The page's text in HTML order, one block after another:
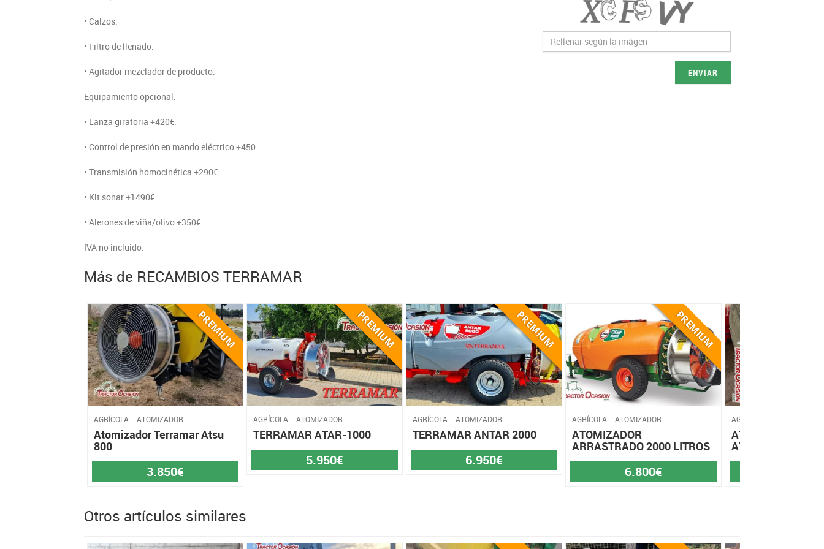
• Calzos.
• Filtro de llenado.
• Agitador mezclador de producto.
Equipamiento opcional:
• Lanza giratoria +420€.
• Control de presión en mando eléctrico +450.
• Transmisión homocinética +290€.
• Kit sonar +1490€.
• Alerones de viña/olivo +350€.
IVA no incluido.
ENVIAR
Más de RECAMBIOS TERRAMAR
AGRÍCOLA ATOMIZADOR
Atomizador Terramar Atsu
800
3.850€
AGRÍCOLA ATOMIZADOR
TERRAMAR ATAR-1000
5.950€
AGRÍCOLA ATOMIZADOR
TERRAMAR ANTAR 2000
6.950€
AGRÍCOLA ATOMIZADOR
ATOMIZADOR
ARRASTRADO 2000 LITROS
6.800€
AGRÍCOLA
ATOMIZADOR
ATSU1000
Otros artículos similares